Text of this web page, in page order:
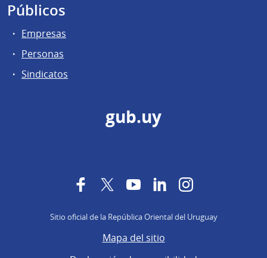
Públicos
Empresas
Personas
Sindicatos
gub.uy
FacebookTwitterYouTubeLinkedInInstagram
Sitio oficial de la República Oriental del Uruguay
Mapa del sitio